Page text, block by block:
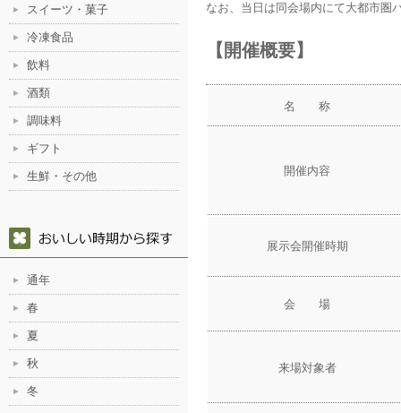
なお、当日は同会場内にて大都市圏
【開催概要】
名 称
開催内容
展示会開催時期
会 場
来場対象者
スイーツ・菓子
冷凍食品
飲料
酒類
調味料
ギフト
生鮮・その他
通年
春
夏
秋
冬